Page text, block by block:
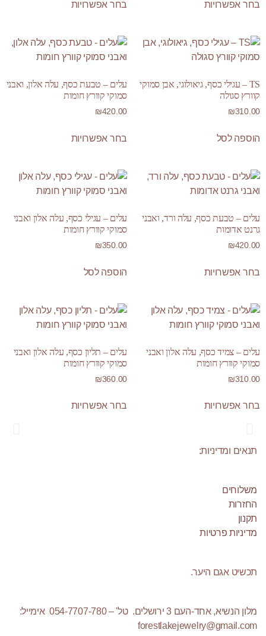
בחר אפשרויות בחר אפשרויות
TS – עגילי כסף, גיאולוגי, אבן סמוקי
קוורץ סגולה
₪310.00
הוספה לסל
עלים – טבעת כסף, עלה אלון, ואבני
סמוקי קוורץ חומות
₪420.00
בחר אפשרויות
עלים – טבעת כסף, עלה ורד, ואבני
גרנט אדומות
₪420.00
בחר אפשרויות
עלים – עגילי כסף, עלה אלון ואבני
סמוקי קוורץ חומות
₪350.00
הוספה לסל
עלים – צמיד כסף, עלה אלון ואבני
סמוקי קוורץ חומות
₪310.00
בחר אפשרויות
עלים – תליון כסף, עלה אלון ואבני
סמוקי קוורץ חומות
₪360.00
בחר אפשרויות
Os Collection
New on Store
תנאים ומדיניות:
משלוחים
החזרות
תקנון
מדיניות פרטיות
תכשיט אגם היער.
מלון הנשיא, אחד-העם 3 ירושלים. טל' – 054-7707-780 אימייל:
forestlakejewelry@gmail.com